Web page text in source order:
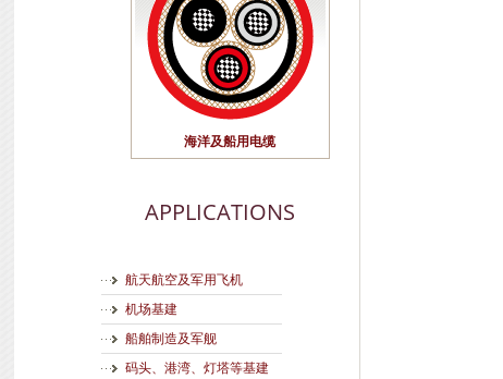
海洋及船用电缆
APPLICATIONS
航天航空及军用飞机
机场基建
船舶制造及军舰
码头、港湾、灯塔等基建